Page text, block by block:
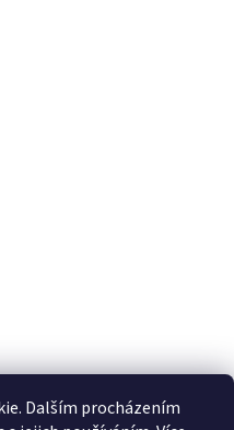
Dalším procházením